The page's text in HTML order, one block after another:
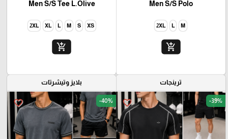
Men S/S Polo
M
L
2XL
add_shopping_cart
Men S/S Tee L.Olive
XS
S
M
L
XL
2XL
add_shopping_cart
ترينجات
favorite_border -39%
بلايز وتيشرتات
favorite_border -40%